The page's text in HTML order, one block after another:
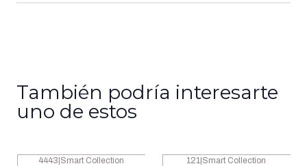
También podría interesarte
uno de estos
4443 Smart Collection 121 Smart Collection